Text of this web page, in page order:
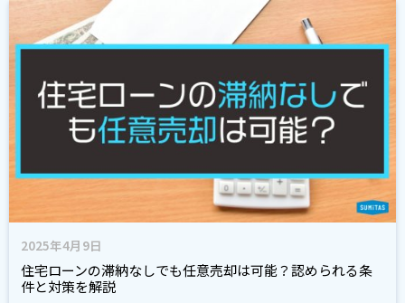
2025年4月9日
住宅ローンの滞納なしでも任意売却は可能？認められる条
件と対策を解説